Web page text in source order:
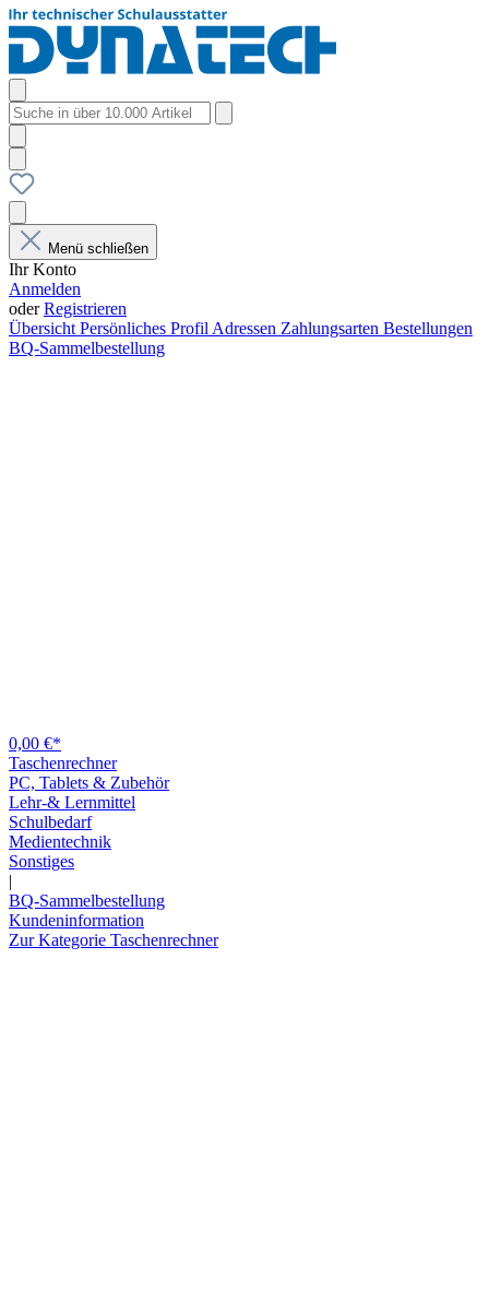
Menü schließen
Ihr Konto
Anmelden
oderRegistrieren
Übersicht Persönliches Profil Adressen Zahlungsarten Bestellungen
BQ-Sammelbestellung
0,00 €*
Taschenrechner
PC, Tablets & Zubehör
Lehr-& Lernmittel
Schulbedarf
Medientechnik
Sonstiges
|
BQ-Sammelbestellung
Kundeninformation
Zur Kategorie Taschenrechner